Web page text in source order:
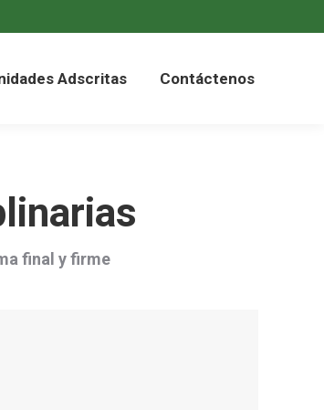
Adscritas Contáctenos
final y firme